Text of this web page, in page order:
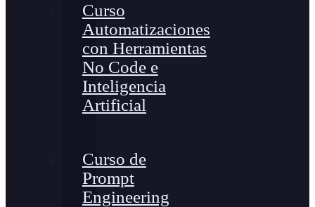
Curso
Automatizaciones
con Herramientas
No Code e
Inteligencia
Artificial
Curso de
Prompt
Engineering